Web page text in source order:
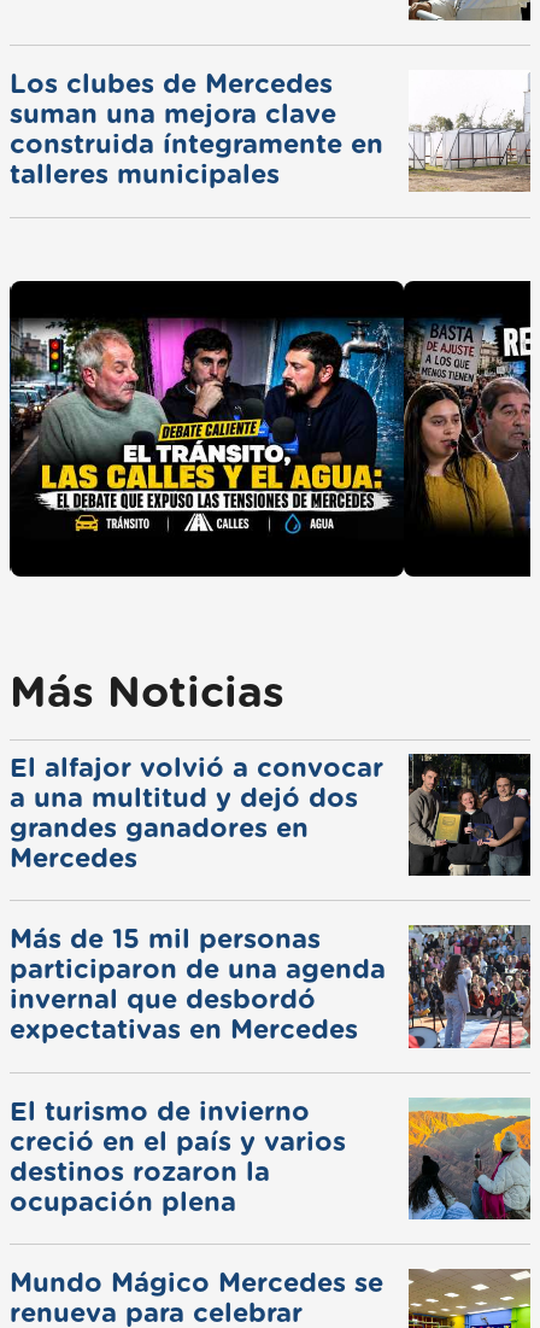
Los clubes de Mercedes
suman una mejora clave
construida íntegramente en
talleres municipales
Más Noticias
El alfajor volvió a convocar
a una multitud y dejó dos
grandes ganadores en
Mercedes
Más de 15 mil personas
participaron de una agenda
invernal que desbordó
expectativas en Mercedes
El turismo de invierno
creció en el país y varios
destinos rozaron la
ocupación plena
Mundo Mágico Mercedes se
renueva para celebrar